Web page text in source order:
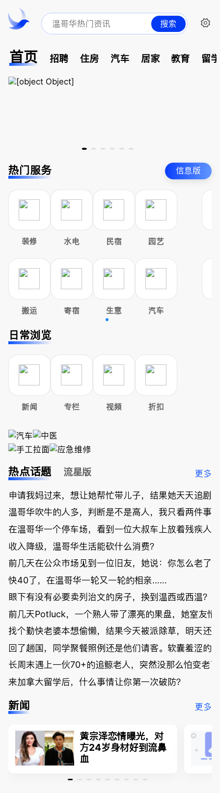
搜索
首页 招聘 住房 汽车 居家 教育 留
热门服务 信息版
装修 水电 民宿 园艺
搬运 寄宿 生意 汽车
日常浏览
新闻 专栏 视频 折扣
热点话题 流星版 更多
申请我妈过来，想让她帮忙带儿子，结果她天天追剧
温哥华吹牛的人多，判断是不是高人，我只看两件事
在温哥华一个停车场，看到一位大叔车上放着残疾人
收入降级，温哥华生活能砍什么消费？
前几天在公众市场见到一位旧友，她说：你怎么老了
快40了，在温哥华一轮又一轮的相亲……
眼下有没有必要卖列治文的房子，换到温西或西温？
前几天Potluck，一个熟人带了漂亮的果盘，她室友悄
找个勤快老婆本想偷懒，结果今天被派除草，明天还
回了趟国，同学聚餐照例还是他们请客。软囊羞涩的
长周末遇上一伙70+的追鲸老人，突然没那么怕变老了
来加拿大留学后，什么事情让你第一次破防？
新闻 更多
黄宗泽恋情曝光，对
方24岁身材好到流鼻
血